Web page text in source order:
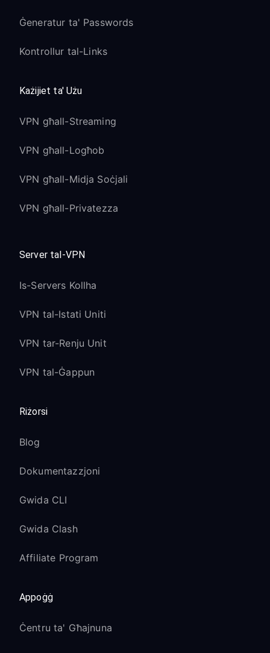
Ġeneratur ta' Passwords
Kontrollur tal-Links
Każijiet ta' Użu
VPN għall-Streaming
VPN għall-Logħob
VPN għall-Midja Soċjali
VPN għall-Privatezza
Server tal-VPN
Is-Servers Kollha
VPN tal-Istati Uniti
VPN tar-Renju Unit
VPN tal-Ġappun
Riżorsi
Blog
Dokumentazzjoni
Gwida CLI
Gwida Clash
Affiliate Program
Appoġġ
Ċentru ta' Għajnuna